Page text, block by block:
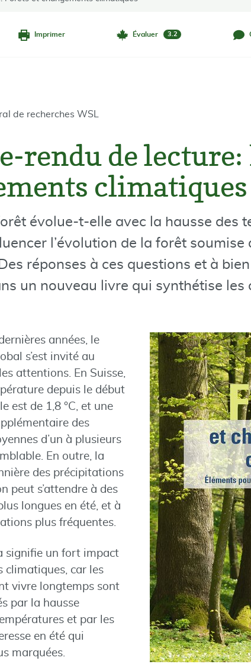
Imprimer Évaluer 3.2
de recherches WSL
rendu de lecture:
climatiques
évolue-t-elle avec la hausse des
l’évolution de la forêt
réponses à ces questions et à
un nouveau livre qui synthétise les
années, le
s’est invité au
attentions. En Suisse,
depuis le début
est de 1,8 °C, et une
des
d’un à plusieurs
En outre, la
des précipitations
peut s’attendre à des
longues en été, et à
plus fréquentes.
signifie un fort impact
climatiques, car les
vivre longtemps sont
par la hausse
et par les
en été qui
marquées.